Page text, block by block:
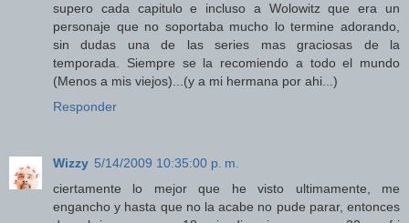
supero cada capitulo e incluso a Wolowitz que era un
personaje que no soportaba mucho lo termine adorando,
sin dudas una de las series mas graciosas de la
temporada. Siempre se la recomiendo a todo el mundo
(Menos a mis viejos)...(y a mi hermana por ahi...)
Responder
Wizzy 5/14/2009 10:35:00 p. m.
ciertamente lo mejor que he visto ultimamente, me
engancho y hasta que no la acabe no pude parar, entonces